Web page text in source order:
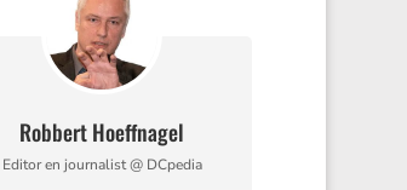
Robbert Hoeffnagel
Editor en journalist @ DCpedia